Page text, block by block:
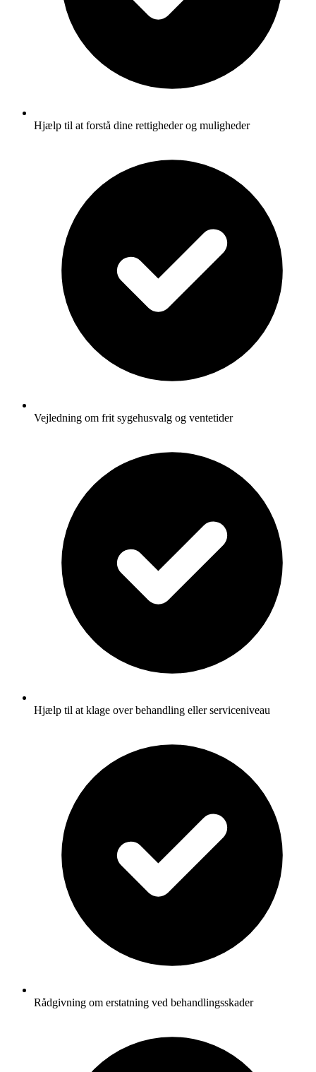
Hjælp til at forstå dine rettigheder og muligheder
Vejledning om frit sygehusvalg og ventetider
Hjælp til at klage over behandling eller serviceniveau
Rådgivning om erstatning ved behandlingsskader